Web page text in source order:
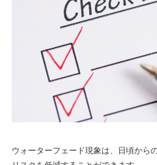
ウォーターフェード現象は、日頃から